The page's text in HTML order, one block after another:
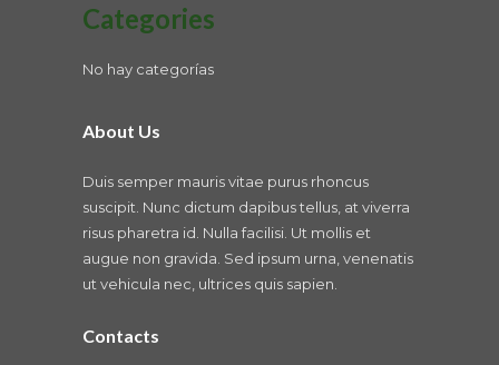
Categories
No hay categorías
About Us
Duis semper mauris vitae purus rhoncus
suscipit. Nunc dictum dapibus tellus, at viverra
risus pharetra id. Nulla facilisi. Ut mollis et
augue non gravida. Sed ipsum urna, venenatis
ut vehicula nec, ultrices quis sapien.
Contacts